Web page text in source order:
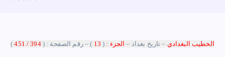
الخطيب البغدادي – تاريخ بغداد – الجزء : (
13 ) – رقم الصفحة : (394 / 451
)